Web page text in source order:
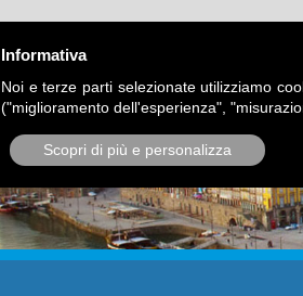
CHI SIAMO
Informativa
Noi e terze parti selezionate utilizziamo
("miglioramento dell'esperienza",
Scopri di più e personalizza